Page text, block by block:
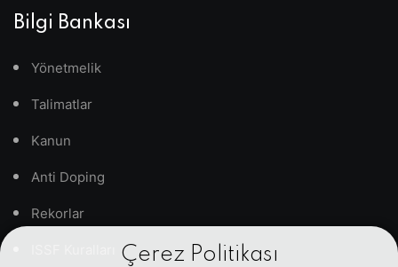
Çerez Politikası
Bilgi Bankası
Yönetmelik
Talimatlar
Kanun
Anti Doping
Rekorlar